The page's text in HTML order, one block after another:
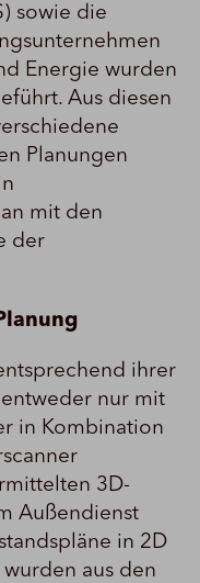
sowie die
Energie wurden
Aus diesen
Planungen
mit den
der
ihrer
nur mit
in Kombination
3D-
Außendienst
in 2D
aus den